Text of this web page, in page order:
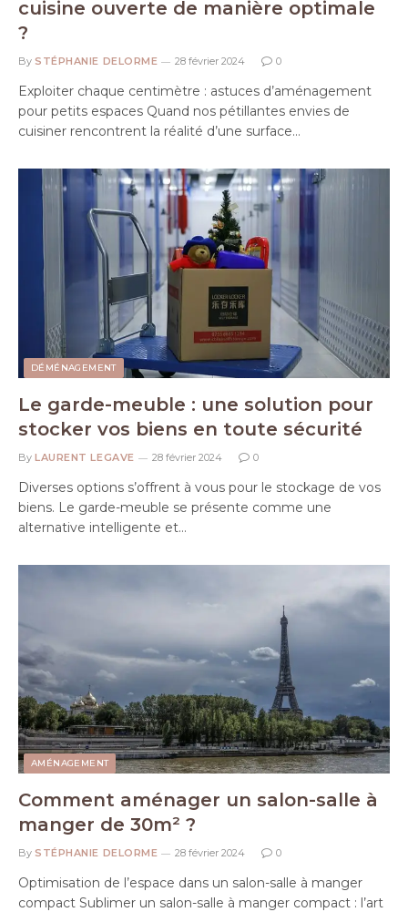
cuisine ouverte de manière optimale
?
By STÉPHANIE DELORME 28 février 2024 0
Exploiter chaque centimètre : astuces d’aménagement
pour petits espaces Quand nos pétillantes envies de
cuisiner rencontrent la réalité d’une surface…
DÉMÉNAGEMENT
Le garde-meuble : une solution pour
stocker vos biens en toute sécurité
By LAURENT LEGAVE 28 février 2024 0
Diverses options s’offrent à vous pour le stockage de vos
biens. Le garde-meuble se présente comme une
alternative intelligente et…
AMÉNAGEMENT
Comment aménager un salon-salle à
manger de 30m² ?
By STÉPHANIE DELORME 28 février 2024 0
Optimisation de l’espace dans un salon-salle à manger
compact Sublimer un salon-salle à manger compact : l’art